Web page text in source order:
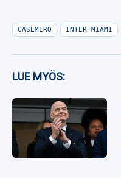
CASEMIRO INTER MIAMI
LUE MYÖS: